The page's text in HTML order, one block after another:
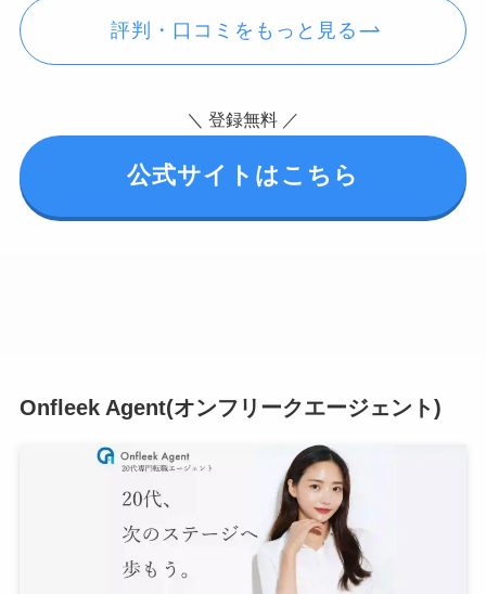
評判・口コミをもっと見る
＼ 登録無料 ／
公式サイトはこちら
Onfleek Agent(オンフリークエージェント)